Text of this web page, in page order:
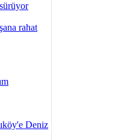
rahat
Deniz